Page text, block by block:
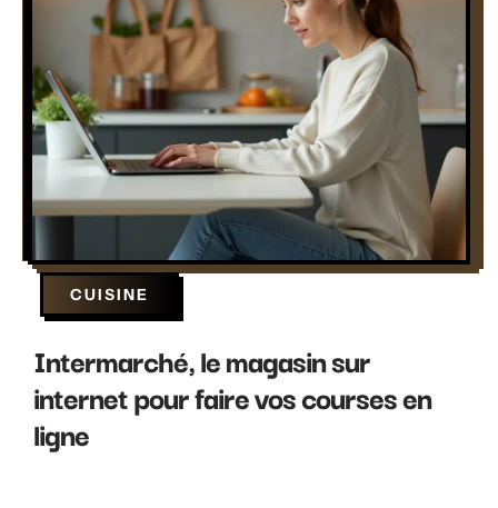
CUISINE
Intermarché, le magasin sur
internet pour faire vos courses en
ligne